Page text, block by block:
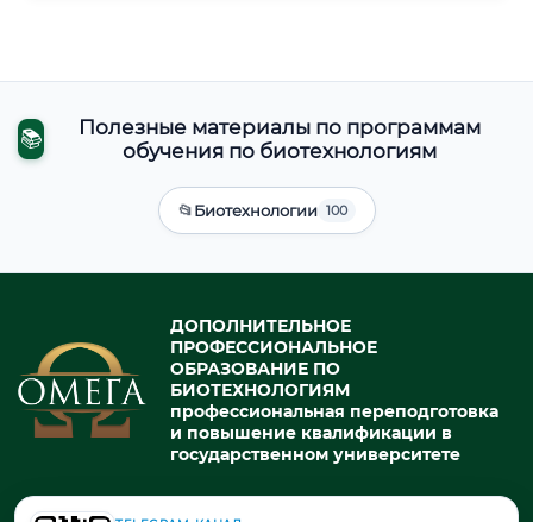
📚
Полезные материалы по программам
обучения по биотехнологиям
📂Биотехнологии 100
ДОПОЛНИТЕЛЬНОЕ
ПРОФЕССИОНАЛЬНОЕ
ОБРАЗОВАНИЕ ПО
БИОТЕХНОЛОГИЯМ
профессиональная переподготовка
и повышение квалификации в
государственном университете